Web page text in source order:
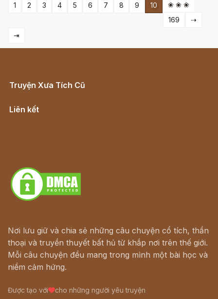
1 2 3 4 5 6 7 8 9 10
❀ ❀ ❀
169
⇢
⇥
Truyện Xưa Tích Cũ
Liên kết
Nơi lưu giữ và chia sẻ những câu chuyện cổ tích, thần
thoại và truyền thuyết bất hủ từ khắp nơi trên thế giới.
Mỗi câu chuyện đều mang trong mình một bài học và
niềm cảm hứng.
Được tạo với cho những người yêu truyện